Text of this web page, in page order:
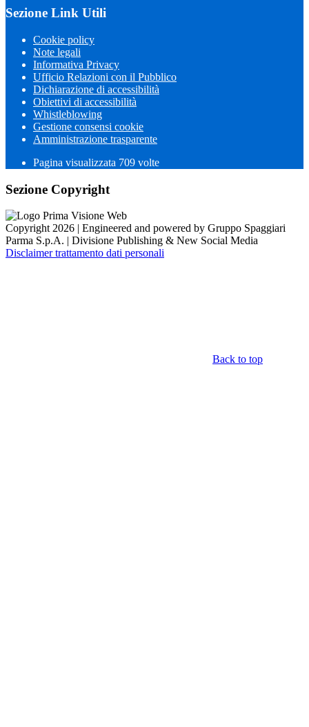
Sezione Link Utili
Cookie policy
Note legali
Informativa Privacy
Ufficio Relazioni con il Pubblico
Dichiarazione di accessibilità
Obiettivi di accessibilità
Whistleblowing
Gestione consensi cookie
Amministrazione trasparente
Pagina visualizzata 709 volte
Sezione Copyright
Copyright 2026 | Engineered and powered by Gruppo Spaggiari
Parma S.p.A. | Divisione Publishing & New Social Media
Disclaimer trattamento dati personali
Back to top